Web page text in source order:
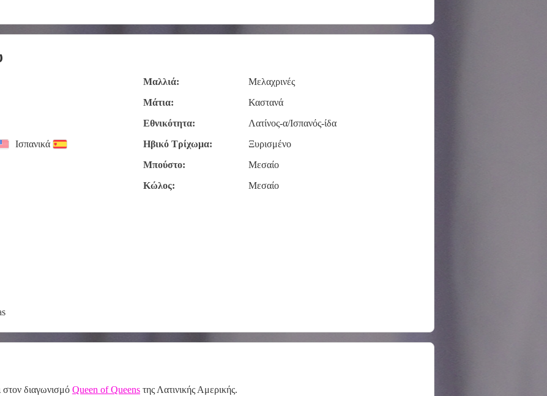
Ισπανικά
Μαλλιά:
Μελαχρινές
Μάτια:
Καστανά
Εθνικότητα:
Λατίνος-α/Ισπανός-ίδα
Ηβικό Τρίχωμα:
Ξυρισμένο
Μπούστο:
Μεσαίο
Κώλος:
Μεσαίο
στον διαγωνισμό Queen of Queens της Λατινικής Αμερικής.